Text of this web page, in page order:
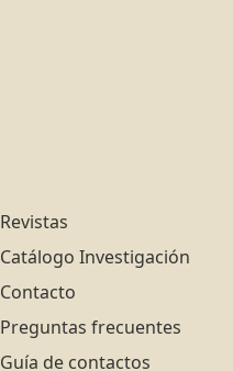
Revistas
Catálogo Investigación
Contacto
Preguntas frecuentes
Guía de contactos